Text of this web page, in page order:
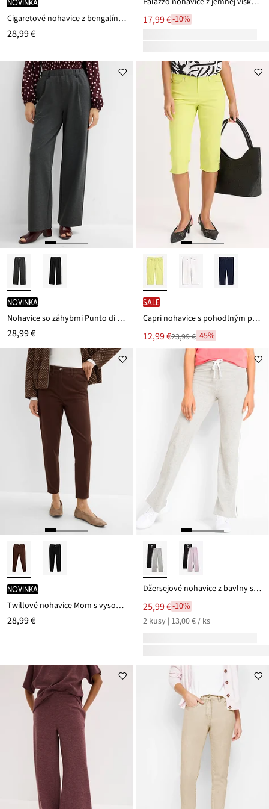
novinka
Cigaretové nohavice z bengalínu, kašírujú brucho
28,99 €
17,99 €-10%
novinka
Nohavice so záhybmi Punto di Roma
28,99 €
SALE
Capri nohavice s pohodlným pásom
Nová
cena
12,99 €
Zľava 23,99 €-45%
novinka
Twillové nohavice Mom s vysokým pásom
28,99 €
Džersejové nohavice z bavlny so strečom (2 ks)
25,99 €-10%
2 kusy | 13,00 € / ks